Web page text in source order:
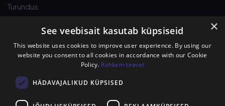
Turundus
Pshh! Väärt vihjed äri kasvatamiseks otse
e-posti
. Liitu uudiskirjaga nüüd!
Luban hundi nimel, et spämmi ei saada!
×
See veebisait kasutab küpsiseid
This website uses cookies to improve user experience. By using our
website you consent to all cookies in accordance with our Cookie
Policy. Rohkem teavet
HÄDAVAJALIKUD KÜPSISED